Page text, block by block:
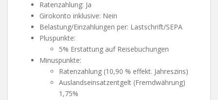
Ratenzahlung: Ja
Girokonto inklusive: Nein
Belastung/Einzahlungen per: Lastschrift/SEPA
Pluspunkte:
5% Erstattung auf Reisebuchungen
Minuspunkte:
Ratenzahlung (10,90 % effekt. Jahreszins)
Auslandseinsatzentgelt (Fremdwährung)
1,75%